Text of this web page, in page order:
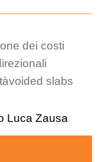
dei costi
voided slabs
Luca Zausa